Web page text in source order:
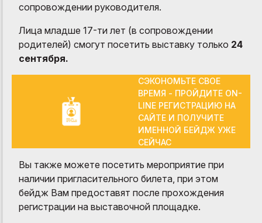
сопровождении руководителя.
Лица младше 17-ти лет (в сопровождении
родителей) смогут посетить выставку только 24
сентября.
СЭКОНОМЬТЕ СВОЕ
ВРЕМЯ - ПРОЙДИТЕ ON-
LINE РЕГИСТРАЦИЮ НА
САЙТЕ И ПОЛУЧИТЕ
ИМЕННОЙ БЕЙДЖ УЖЕ
СЕЙЧАС
Вы также можете посетить мероприятие при
наличии пригласительного билета, при этом
бейдж Вам предоставят после прохождения
регистрации на выставочной площадке.